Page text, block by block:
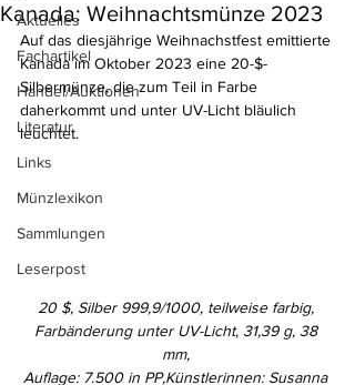
Aktuelles
Fachartikel
Handel/Auktionen
Literatur
Links
Münzlexikon
Sammlungen
Leserpost
Kanada: Weihnachtsmünze 2023
Auf das diesjährige Weihnachstfest emittierte
Kanada im Oktober 2023 eine 20-$-
Silbermünze, die zum Teil in Farbe
daherkommt und unter UV-Licht bläulich
leuchtet.
20 $, Silber 999,9/1000, teilweise farbig,
Farbänderung unter UV-Licht, 31,39 g, 38
mm,
Auflage: 7.500 in PP,Künstlerinnen: Susanna